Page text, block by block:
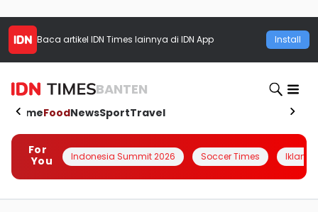
Baca artikel IDN Times lainnya di IDN App Install
BANTEN
HomeFoodNewsSportTravel
For
You
Indonesia Summit 2026 Soccer Times Iklanin